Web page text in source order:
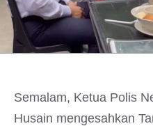
Semalam, Ketua Polis
Husain mengesahkan